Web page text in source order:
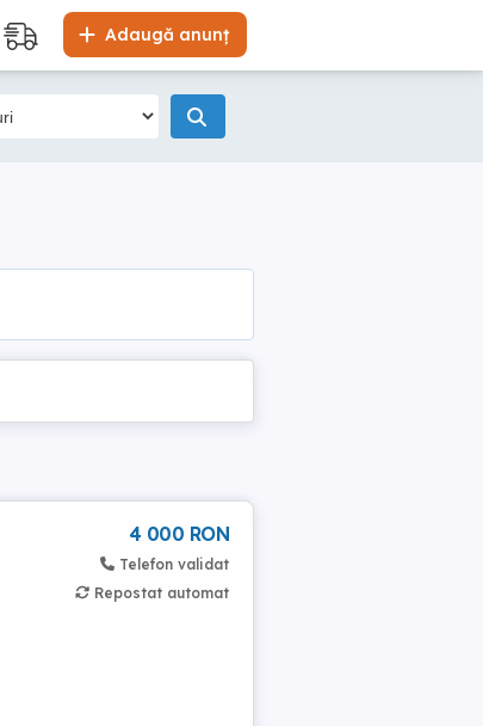
Adaugă anunț
4 000 RON
Telefon validat
Repostat automat